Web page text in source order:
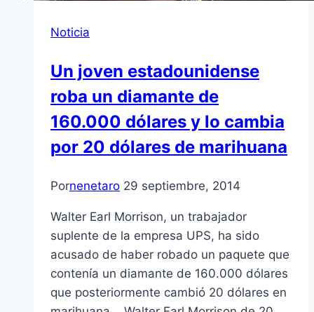
Noticia
Un joven estadounidense
roba un diamante de
160.000 dólares y lo cambia
por 20 dólares de marihuana
Pornenetaro 29 septiembre, 2014
Walter Earl Morrison, un trabajador
suplente de la empresa UPS, ha sido
acusado de haber robado un paquete que
contenía un diamante de 160.000 dólares
que posteriormente cambió 20 dólares en